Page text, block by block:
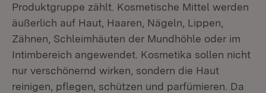
Produktgruppe zählt. Kosmetische Mittel werden
äußerlich auf Haut, Haaren, Nägeln, Lippen,
Zähnen, Schleimhäuten der Mundhöhle oder im
Intimbereich angewendet. Kosmetika sollen nicht
nur verschönernd wirken, sondern die Haut
reinigen, pflegen, schützen und parfümieren. Da